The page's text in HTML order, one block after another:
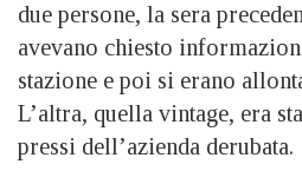
due persone, la sera
avevano chiesto
stazione e poi si erano
L’altra, quella vintage, era
pressi dell’azienda derubata.